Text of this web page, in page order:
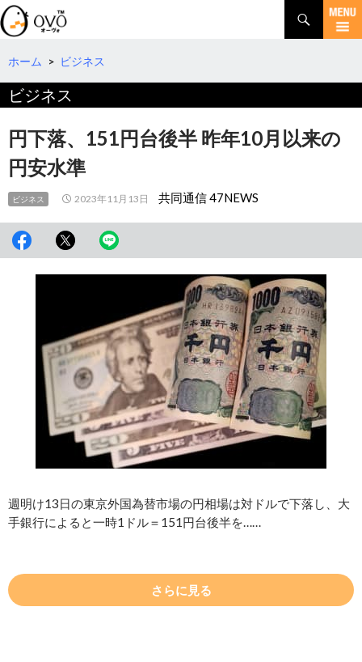
検
索
コ
テ
へ
移
動
ホーム > ビジネス
ビジネス
円下落、151円台後半 昨年10月以来の
円安水準
ビジネス 2023年11月13日 共同通信 47NEWS
週明け13日の東京外国為替市場の円相場は対ドルで下落し、大
手銀行によると一時1ドル＝151円台後半を……
さらに見る